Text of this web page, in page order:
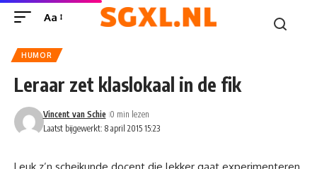
Aa
HUMOR
Leraar zet klaslokaal in de fik
Laatst bijgewerkt: 8 april 2015 15:23
Vincent van Schie 0 min lezen